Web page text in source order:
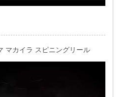
マカイラ スピニングリール